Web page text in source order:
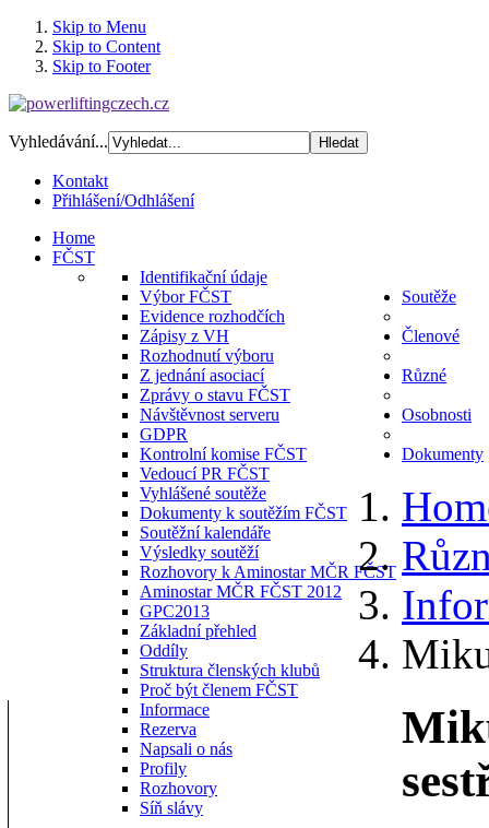
Skip to Menu
Skip to Content
Skip to Footer
Vyhledávání...
Kontakt
Přihlášení/Odhlášení
Home
FČST
Identifikační údaje
Výbor FČST
Evidence rozhodčích
Zápisy z VH
Rozhodnutí výboru
Z jednání asociací
Zprávy o stavu FČST
Návštěvnost serveru
GDPR
Kontrolní komise FČST
Vedoucí PR FČST
Soutěže
Vyhlášené soutěže
Dokumenty k soutěžím FČST
Soutěžní kalendáře
Výsledky soutěží
Rozhovory k Aminostar MČR FČST
Aminostar MČR FČST 2012
GPC2013
Členové
Základní přehled
Oddíly
Struktura členských klubů
Proč být členem FČST
Různé
Informace
Rezerva
Osobnosti
Napsali o nás
Profily
Rozhovory
Síň slávy
Dokumenty